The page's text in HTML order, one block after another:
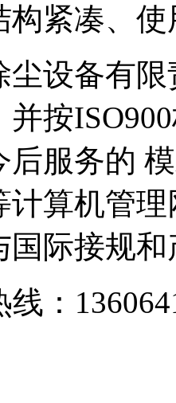
构紧凑、
尘设备有
并按
后服务的
计算机管
国际接规
：